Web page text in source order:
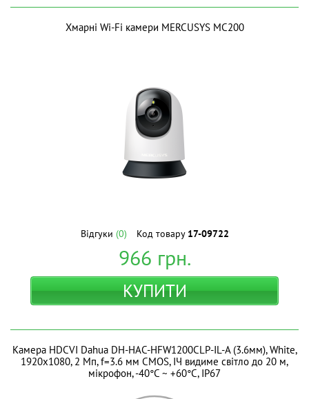
Хмарні Wi-Fi камери MERCUSYS MC200
Відгуки (0) Код товару 17-09722
966 грн.
КУПИТИ
Камера HDCVI Dahua DH-HAC-HFW1200CLP-IL-A (3.6мм), White,
1920x1080, 2 Мп, f=3.6 мм CMOS, ІЧ видиме світло до 20 м,
мікрофон, -40°C ~ +60°C, IP67